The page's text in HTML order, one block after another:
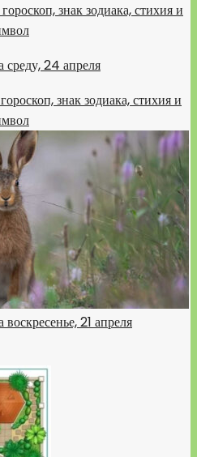
знак зодиака, стихия и
среду, 24 апреля
знак зодиака, стихия и
21 апреля